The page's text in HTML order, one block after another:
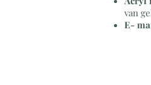
van
E-